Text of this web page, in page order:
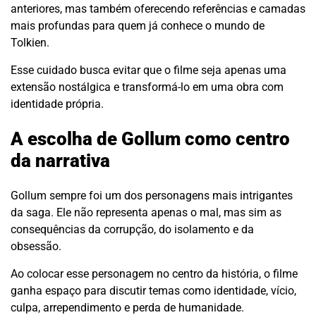
anteriores, mas também oferecendo referências e camadas
mais profundas para quem já conhece o mundo de
Tolkien.
Esse cuidado busca evitar que o filme seja apenas uma
extensão nostálgica e transformá-lo em uma obra com
identidade própria.
A escolha de Gollum como centro
da narrativa
Gollum sempre foi um dos personagens mais intrigantes
da saga. Ele não representa apenas o mal, mas sim as
consequências da corrupção, do isolamento e da
obsessão.
Ao colocar esse personagem no centro da história, o filme
ganha espaço para discutir temas como identidade, vício,
culpa, arrependimento e perda de humanidade.